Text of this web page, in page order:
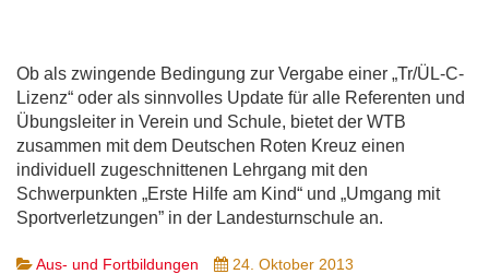
Ob als zwingende Bedingung zur Vergabe einer „Tr/ÜL-C-
Lizenz“ oder als sinnvolles Update für alle Referenten und
Übungsleiter in Verein und Schule, bietet der WTB
zusammen mit dem Deutschen Roten Kreuz einen
individuell zugeschnittenen Lehrgang mit den
Schwerpunkten „Erste Hilfe am Kind“ und „Umgang mit
Sportverletzungen” in der Landesturnschule an.
Aus- und Fortbildungen 24. Oktober 2013